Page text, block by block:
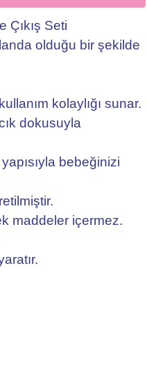
Çıkış Seti
olduğu bir şekilde
kolaylığı sunar.
dokusuyla
bebeğinizi
maddeler içermez.